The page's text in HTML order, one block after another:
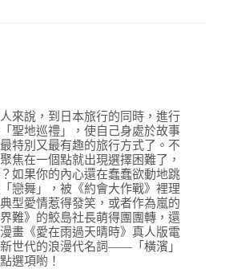
來說，到日本旅行的同時，進行
聖地巡禮」，使自己身處於故事
特別又最有趣的旅行方式了。不
焦在一個點就出現選擇困難了，
如果你的內心還在蠢蠢欲動地跳
戀舞」，被《約會大作戰》裡理
型愛情惹得發笑，或者作為嵐的
難》的鮫島社長萌得團團轉，還
畫《愛在雨過天晴時》真人版電
世代的浪漫代名詞——「橫濱」
選項喲！